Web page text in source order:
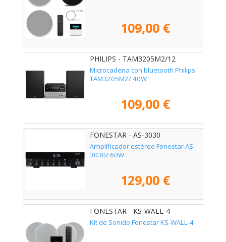
109,00 €
PHILIPS - TAM3205M2/12
Microcadena con bluetooth Philips
TAM3205M2/ 40W
109,00 €
FONESTAR - AS-3030
Amplificador estéreo Fonestar AS-
3030/ 60W
129,00 €
FONESTAR - KS-WALL-4
Kit de Sonido Fonestar KS-WALL-4